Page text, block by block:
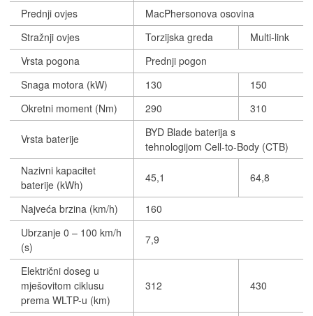
Prednji ovjes
MacPhersonova osovina
Stražnji ovjes
Torzijska greda
Multi-link
Vrsta pogona
Prednji pogon
Snaga motora (kW)
130
150
Okretni moment (Nm)
290 310
Vrsta baterije
BYD Blade baterija s
tehnologijom Cell-to-Body (CTB)
Nazivni kapacitet
baterije (kWh)
45,1 64,8
Najveća brzina (km/h)
160
Ubrzanje 0 – 100 km/h
(s)
7,9
Električni doseg u
mješovitom ciklusu
prema WLTP-u (km)
312 430